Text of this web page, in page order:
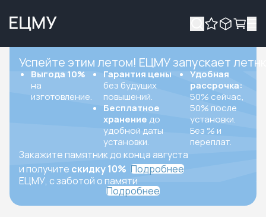
Успейте этим летом! ЕЦМУ запускает
Выгода 10%
на
изготовление.
Гарантия цены
без будущих
повышений.
Бесплатное
хранение до
удобной даты
установки.
Удобная
рассрочка:
50% сейчас,
50% после
установки.
Без % и
переплат.
Закажите памятник до конца августа
и получите скидку 10% Подробнее
ЕЦМУ, с заботой о памяти
Подробнее